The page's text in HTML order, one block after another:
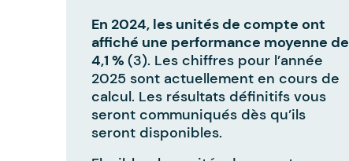
En 2024, les unités de compte ont
affiché une performance moyenne de
4,1 % (3). Les chiffres pour l’année
2025 sont actuellement en cours de
calcul. Les résultats définitifs vous
seront communiqués dès qu’ils
seront disponibles.